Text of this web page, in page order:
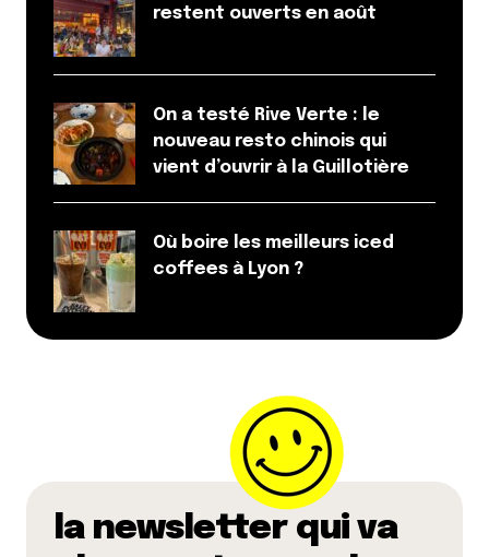
restent ouverts en août
On a testé Rive Verte : le
nouveau resto chinois qui
vient d’ouvrir à la Guillotière
Où boire les meilleurs iced
coffees à Lyon ?
la newsletter qui va